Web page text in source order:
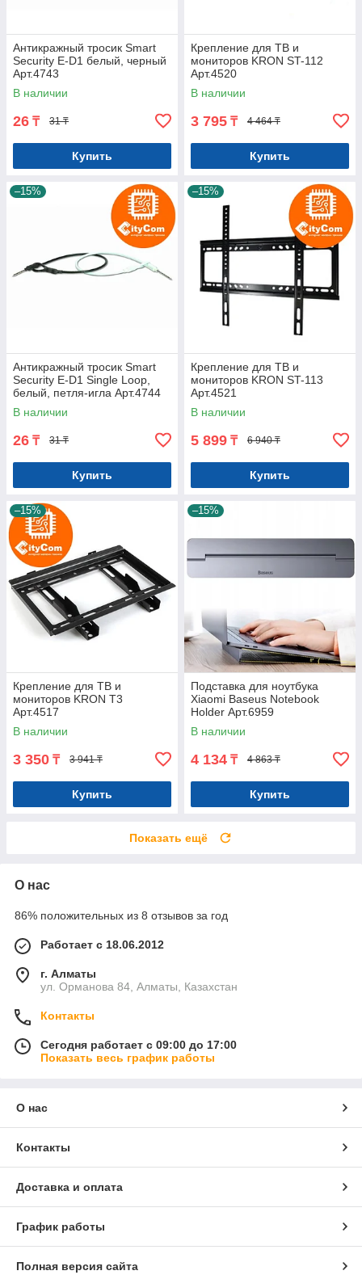
Антикражный тросик Smart
Security E-D1 белый, черный
Арт.4743
В наличии
26 ₸ 31 ₸
Купить
Крепление для ТВ и
мониторов KRON ST-112
Арт.4520
В наличии
3 795 ₸ 4 464 ₸
Купить
–15%
Антикражный тросик Smart
Security E-D1 Single Loop,
белый, петля-игла Арт.4744
В наличии
26 ₸ 31 ₸
Купить
–15%
Крепление для ТВ и
мониторов KRON ST-113
Арт.4521
В наличии
5 899 ₸ 6 940 ₸
Купить
–15%
Крепление для ТВ и
мониторов KRON T3
Арт.4517
В наличии
3 350 ₸ 3 941 ₸
Купить
–15%
Подставка для ноутбука
Xiaomi Baseus Notebook
Holder Арт.6959
В наличии
4 134 ₸ 4 863 ₸
Купить
Показать ещё
О нас
86% положительных из 8 отзывов за год
Работает с 18.06.2012
г. Алматы
ул. Орманова 84, Алматы, Казахстан
Контакты
Сегодня работает с 09:00 до 17:00
Показать весь график работы
О нас
Контакты
Доставка и оплата
График работы
Полная версия сайта